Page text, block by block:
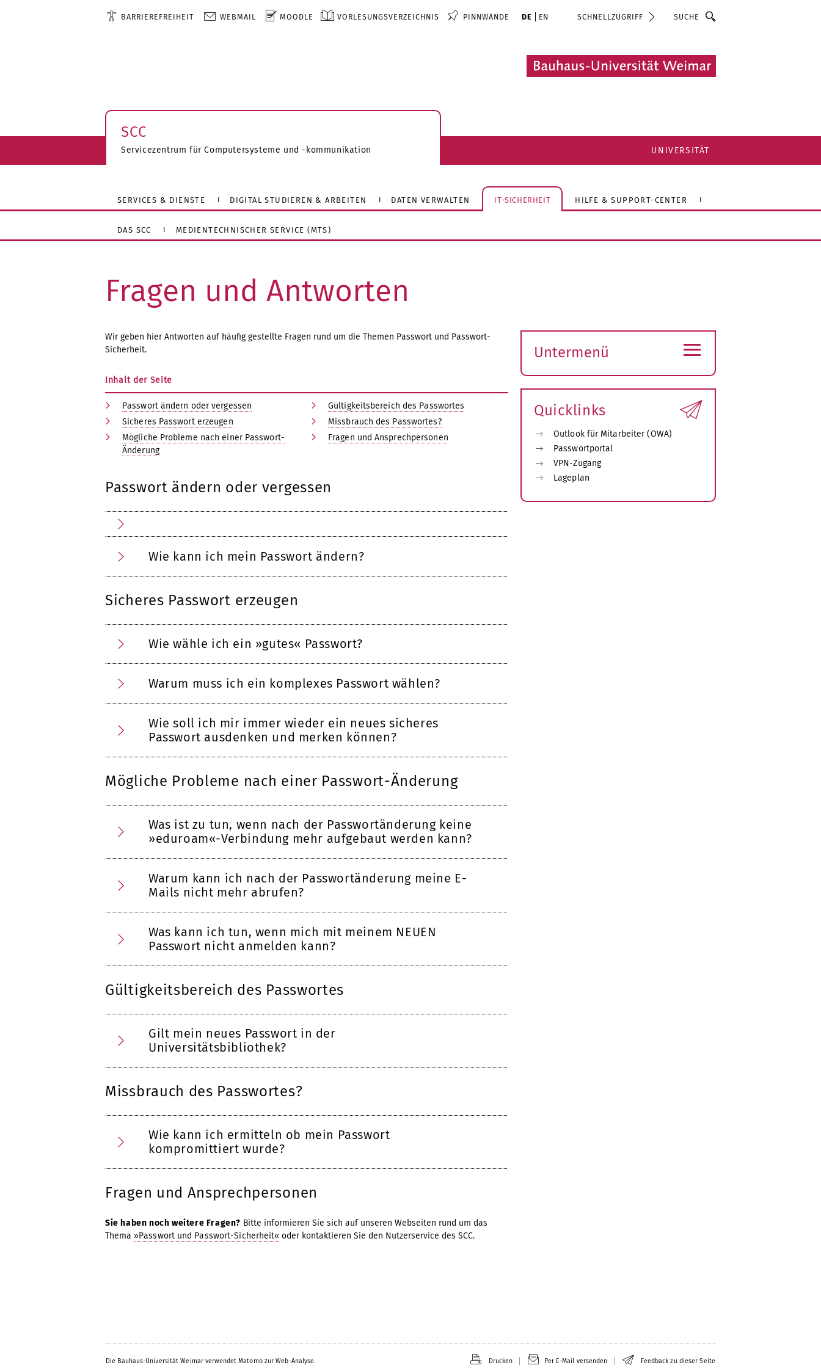
BARRIEREFREIHEIT WEBMAIL MOODLE VORLESUNGSVERZEICHNIS PINNWÄNDE DE EN SCHNELLZUGRIFF Suche
SCC
Servicezentrum für Computersysteme und -kommunikation UNIVERSITÄT
SERVICES & DIENSTE DIGITAL STUDIEREN & ARBEITEN DATEN VERWALTEN IT-SICHERHEIT HILFE & SUPPORT-CENTER
DAS SCC MEDIENTECHNISCHER SERVICE (MTS)
Fragen und Antworten
Wir geben hier Antworten auf häufig gestellte Fragen rund um die Themen Passwort und Passwort-
Sicherheit.
Inhalt der Seite
Passwort ändern oder vergessen
Sicheres Passwort erzeugen
Mögliche Probleme nach einer Passwort-
Änderung
Gültigkeitsbereich des Passwortes
Missbrauch des Passwortes?
Fragen und Ansprechpersonen
Passwort ändern oder vergessen
Wie kann ich mein Passwort ändern?
Sicheres Passwort erzeugen
Wie wähle ich ein »gutes« Passwort?
Warum muss ich ein komplexes Passwort wählen?
Wie soll ich mir immer wieder ein neues sicheres
Passwort ausdenken und merken können?
Mögliche Probleme nach einer Passwort-Änderung
Was ist zu tun, wenn nach der Passwortänderung keine
»eduroam«-Verbindung mehr aufgebaut werden kann?
Warum kann ich nach der Passwortänderung meine E-
Mails nicht mehr abrufen?
Was kann ich tun, wenn mich mit meinem NEUEN
Passwort nicht anmelden kann?
Gültigkeitsbereich des Passwortes
Gilt mein neues Passwort in der
Universitätsbibliothek?
Missbrauch des Passwortes?
Wie kann ich ermitteln ob mein Passwort
kompromittiert wurde?
Fragen und Ansprechpersonen
Sie haben noch weitere Fragen? Bitte informieren Sie sich auf unseren Webseiten rund um das
Thema »Passwort und Passwort-Sicherheit« oder kontaktieren Sie den Nutzerservice des SCC.
Untermenü
öffnen
≡
Quicklinks
Outlook für Mitarbeiter (OWA)
Passwortportal
VPN-Zugang
Lageplan
Die Bauhaus-Universität Weimar verwendet Matomo zur Web-Analyse. Drucken Per E-Mail versenden Feedback zu dieser Seite